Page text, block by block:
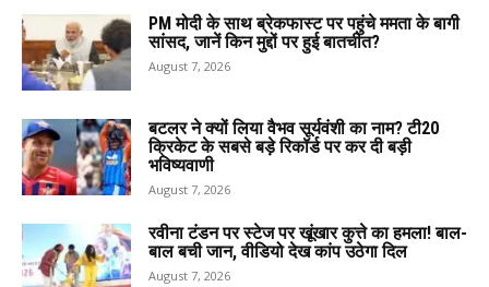
PM मोदी के साथ ब्रेकफास्ट पर पहुंचे ममता के बागी
सांसद, जानें किन मुद्दों पर हुई बातचीत?
August 7, 2026
बटलर ने क्यों लिया वैभव सूर्यवंशी का नाम? टी20
क्रिकेट के सबसे बड़े रिकॉर्ड पर कर दी बड़ी
भविष्यवाणी
August 7, 2026
रवीना टंडन पर स्टेज पर खूंखार कुत्ते का हमला! बाल-
बाल बची जान, वीडियो देख कांप उठेगा दिल
August 7, 2026